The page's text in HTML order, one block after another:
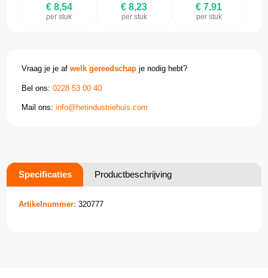
€ 8,54
per stuk
€ 8,23
per stuk
€ 7,91
per stuk
Vraag je je afwelk gereedschap je nodig hebt?
Bel ons:0228 53 00 40
Mail ons:info@hetindustriehuis.com
Specificaties Productbeschrijving
Artikelnummer: 320777